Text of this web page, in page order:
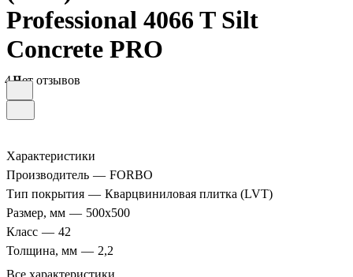
Professional 4066 T Silt
Concrete PRO
4.9Нет отзывов
Характеристики
Производитель — FORBO
Тип покрытия — Кварцвиниловая плитка (LVT)
Размер, мм — 500x500
Класс — 42
Толщина, мм — 2,2